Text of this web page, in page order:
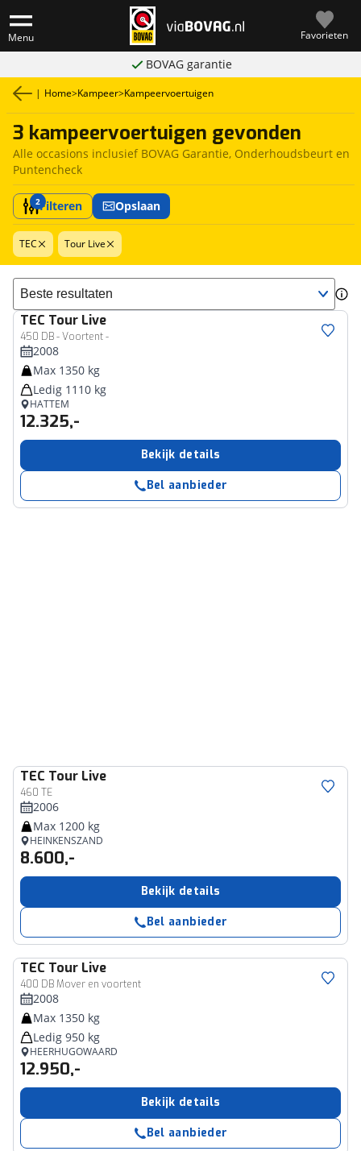
Menu Favorieten
BOVAG garantie
| Home>Kampeer>Kampeervoertuigen
3 kampeervoertuigen gevonden
Alle occasions inclusief BOVAG Garantie, Onderhoudsbeurt en
Puntencheck
2Filteren Opslaan
TEC Tour Live
Sorteer resultaten
TEC Tour Live
450 DB - Voortent -
2008
Max 1350 kg
Ledig 1110 kg
HATTEM
12.325,-
Bekijk details
Bel aanbieder
TEC Tour Live
460 TE
2006
Max 1200 kg
HEINKENSZAND
8.600,-
Bekijk details
Bel aanbieder
TEC Tour Live
400 DB Mover en voortent
2008
Max 1350 kg
Ledig 950 kg
HEERHUGOWAARD
12.950,-
Bekijk details
Bel aanbieder